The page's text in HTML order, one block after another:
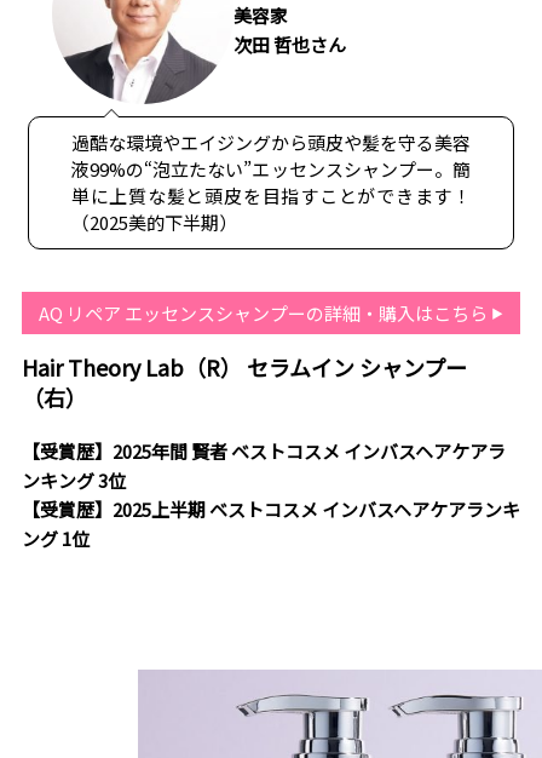
美容家
次田 哲也さん
過酷な環境やエイジングから頭皮や髪を守る美容
液99%の“泡立たない”エッセンスシャンプー。簡
単に上質な髪と頭皮を目指すことができます！
（2025美的下半期）
AQ リペア エッセンスシャンプーの詳細・購入はこちら
Hair Theory Lab（R） セラムイン シャンプー
（右）
【受賞歴】2025年間 賢者 ベストコスメ インバスヘアケアラ
ンキング 3位
【受賞歴】2025上半期 ベストコスメ インバスヘアケアランキ
ング 1位